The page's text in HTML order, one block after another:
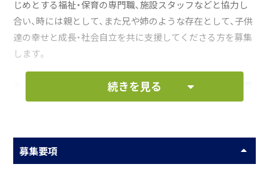
じめとする福祉・保育の専門職、施設スタッフなどと協力し
合い、時には親として、また兄や姉のような存在として、子供
達の幸せと成長・社会自立を共に支援してくださる方を募集
します。
※１日の流れや日常の様子は当法人のホームページの「松葉
寮」のページよりご覧いただけます。
お仕事の一例として、以下のような業務を想定し
ています。
続きを見る
募集要項